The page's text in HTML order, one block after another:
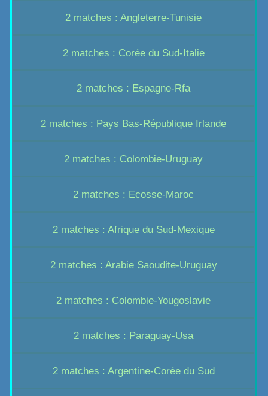
2 matches : Angleterre-Tunisie
2 matches : Corée du Sud-Italie
2 matches : Espagne-Rfa
2 matches : Pays Bas-République Irlande
2 matches : Colombie-Uruguay
2 matches : Ecosse-Maroc
2 matches : Afrique du Sud-Mexique
2 matches : Arabie Saoudite-Uruguay
2 matches : Colombie-Yougoslavie
2 matches : Paraguay-Usa
2 matches : Argentine-Corée du Sud